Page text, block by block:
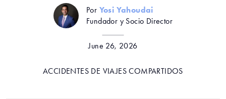
Por Yosi Yahoudai
Fundador y Socio Director
June 26, 2026
ACCIDENTES DE VIAJES COMPARTIDOS